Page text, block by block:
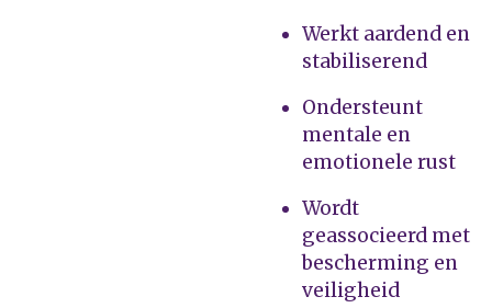
Werkt aardend en
stabiliserend
Ondersteunt
mentale en
emotionele rust
Wordt
geassocieerd met
bescherming en
veiligheid